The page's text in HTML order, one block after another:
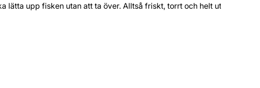
upp fisken utan att ta över. Alltså friskt, torrt och helt utan ek.